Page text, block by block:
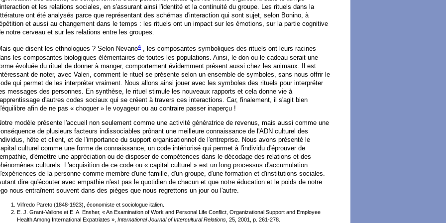
et les relations sociales, en s'assurant ainsi l'identité et la continuité du groupe. Les rituels dans la
ont été analysés parce que représentant des schémas d'interaction qui sont sujet, selon Bonino, à
et aussi au changement dans le temps : les rituels ont un impact sur les émotions, sur la partie cognitive
notre cerveau et sur les relations entre les groupes.
que disent les ethnologues ? Selon Nevano4 , les composantes symboliques des rituels ont leurs racines
les composantes biologiques élémentaires de toutes les populations. Ainsi, le don ou le cadeau serait une
évoluée du rituel de donner à manger, comportement évidemment présent aussi chez les animaux. Il est
de noter, avec Valeri, comment le rituel se présente selon un ensemble de symboles, sans nous offrir le
qui permet de les interpréter vraiment. Nous allons ainsi jouer avec les symboles des rituels pour interpréter
messages des personnes. En synthèse, le rituel stimule les nouveaux rapports et cela donne vie à
d'autres codes sociaux qui se créent à travers ces interactions. Car, finalement, il s'agit bien
afin de ne pas « choquer » le voyageur ou au contraire passer inaperçu !
modèle présente l'accueil non seulement comme une activité génératrice de revenus, mais aussi comme une
de plusieurs facteurs indissociables prônant une meilleure connaissance de l'ADN culturel des
hôte et client, et de l'importance du support organisationnel de l'entreprise. Nous avons présenté le
culturel comme une forme de connaissance, un code intériorisé qui permet à l'individu d'éprouver de
d'émettre une appréciation ou de disposer de compétences dans le décodage des relations et des
culturels. L'acquisition de ce code ou « capital culturel » est un long processus d'accumulation
de la personne comme membre d'une famille, d'un groupe, d'une formation et d'institutions sociales.
dire qu'écouter avec empathie n'est pas le quotidien de chacun et que notre éducation et le poids de notre
nous entraînent souvent dans des pièges que nous regrettons un jour ou l'autre.
Vilfredo Pareto (1848-1923), économiste et sociologue italien.
E. J. Grant-Vallone et E. A. Ensher, « An Examination of Work and Personal Life Conflict, Organizational Support and Employee
Health Among International Expatriates », International Journal of Intercultural Relations , 25, 2001, p. 261-278.